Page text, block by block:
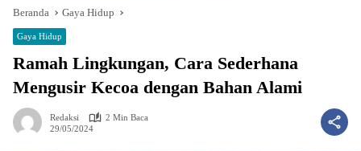
Beranda Gaya Hidup
Gaya Hidup
Ramah Lingkungan, Cara Sederhana
Mengusir Kecoa dengan Bahan Alami
Redaksi
2 Min Baca
29/05/2024